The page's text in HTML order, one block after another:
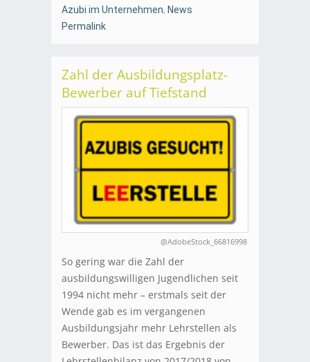
Azubi im Unternehmen, News
Permalink
Zahl der Ausbildungsplatz-
Bewerber auf Tiefstand
@AdobeStock_66816998
So gering war die Zahl der
ausbildungswilligen Jugendlichen seit
1994 nicht mehr – erstmals seit der
Wende gab es im vergangenen
Ausbildungsjahr mehr Lehrstellen als
Bewerber. Das ist das Ergebnis der